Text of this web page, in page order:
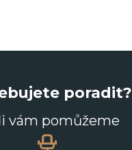
poradit?
vám pomůžeme